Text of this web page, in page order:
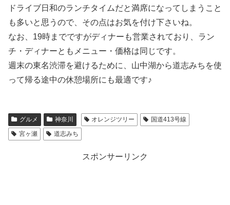
ドライブ日和のランチタイムだと満席になってしまうこと
も多いと思うので、その点はお気を付け下さいね。
なお、19時までですがディナーも営業されており、ラン
チ・ディナーともメニュー・価格は同じです。
週末の東名渋滞を避けるために、山中湖から道志みちを使
って帰る途中の休憩場所にも最適です♪
グルメ 神奈川 オレンジツリー
国道413号線
宮ヶ瀬
道志みち
スポンサーリンク